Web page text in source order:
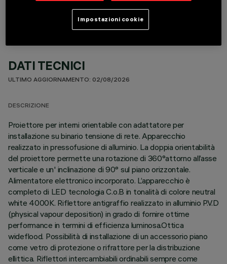
DATI TECNICI
ULTIMO AGGIORNAMENTO: 02/08/2026
DESCRIZIONE
Proiettore per interni orientabile con adattatore per
installazione su binario tensione di rete. Apparecchio
realizzato in pressofusione di alluminio. La doppia orientabilità
del proiettore permette una rotazione di 360°attorno all’asse
verticale e un' inclinazione di 90° sul piano orizzontale.
Alimentatore elettronico incorporato. L’apparecchio è
completo di LED tecnologia C.o.B in tonalità di colore neutral
white 4000K. Riflettore antigraffio realizzato in alluminio P.V.D
(physical vapour deposition) in grado di fornire ottime
performance in termini di efficienza luminosa.Ottica
wideflood. Possibilità di installazione di un accessorio piano
come vetro di protezione o rifrattore per la distribuzione
ellittica. Riflettori intercambiabili ordinabili sempre come
Impostazioni cookie